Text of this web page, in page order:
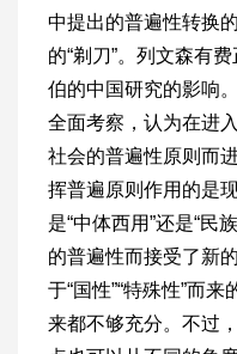
中提出的普遍性转换
的“剃刀”。列文森有
伯的中国研究的影响
全面考察，认为在进
社会的普遍性原则而
挥普遍原则作用的是
是“中体西用”还是“民
的普遍性而接受了新
于“国性”“特殊性”而
来都不够充分。不过